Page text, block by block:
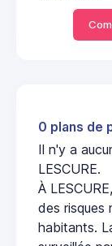
0 plans de
Il n'y a
LESCURE.
À
des risques
habitants.